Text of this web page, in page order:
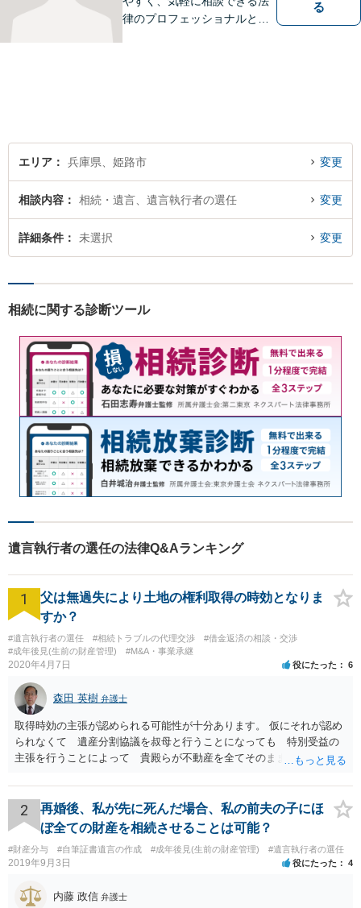
律のプロフェッショナルとし
る
エリア 兵庫県、姫路市 変更
相談内容 相続・遺言、遺言執行者の選任 変更
詳細条件 未選択 変更
相続に関する診断ツール
遺言執行者の選任の法律Q&Aランキング
1
父は無過失により土地の権利取得の時効となりま
すか？
#遺言執行者の選任 #相続トラブルの代理交渉
#借金返済の相談・交渉
#成年後見(生前の財産管理)
#M&A・事業承継
2020年4月7日 役にたった 6
森田 英樹 弁護士
取得時効の主張が認められる可能性が十分あります。 仮にそれが認め
られなくて 遺産分割協議を叔母と行うことになっても 特別受益の
主張を行うことによって 貴殿らが不動産を全てそのまま取得できる
2
再婚後、私が先に死んだ場合、私の前夫の子にほ
ぼ全ての財産を相続させることは可能？
#財産分与 #自筆証書遺言の作成 #成年後見(生前の財産管理) #遺言執行者の選任
2019年9月3日 役にたった 4
内藤 政信 弁護士